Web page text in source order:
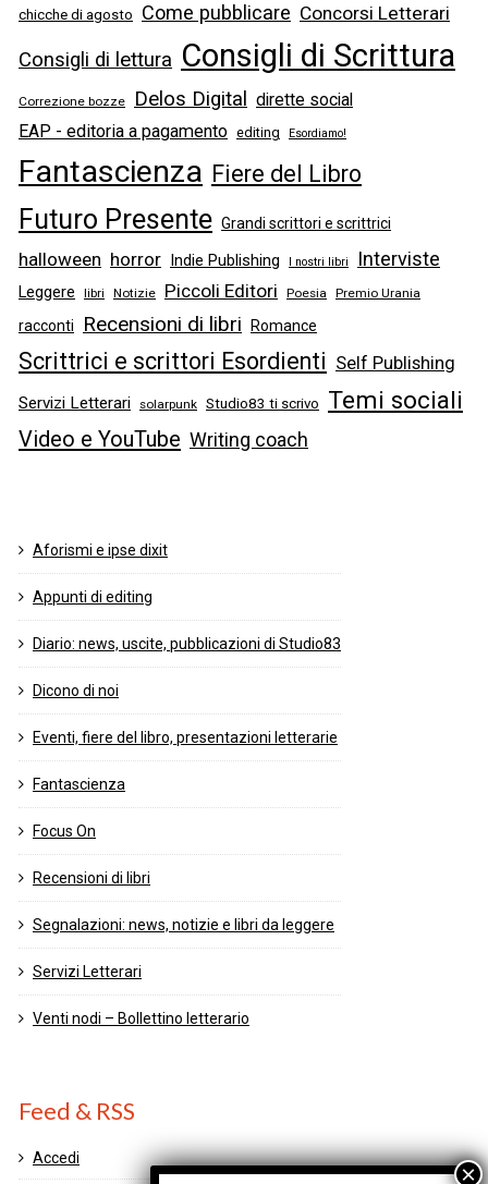
chicche di agosto Come pubblicare Concorsi Letterari
Consigli di lettura Consigli di Scrittura
Correzione bozze Delos Digital
dirette social
EAP - editoria a pagamento editing Esordiamo!
Fantascienza Fiere del Libro
Futuro Presente Grandi scrittori e scrittrici
halloween horror Indie Publishing I nostri libri Interviste
Leggere libri Notizie Piccoli Editori Poesia Premio Urania
racconti Recensioni di libri Romance
Scrittrici e scrittori Esordienti Self Publishing
Servizi Letterari solarpunk Studio83 ti scrivo Temi sociali
Video e YouTube Writing coach
Aforismi e ipse dixit
Appunti di editing
Diario: news, uscite, pubblicazioni di Studio83
Dicono di noi
Eventi, fiere del libro, presentazioni letterarie
Fantascienza
Focus On
Recensioni di libri
Segnalazioni: news, notizie e libri da leggere
Servizi Letterari
Venti nodi – Bollettino letterario
Feed & RSS
Accedi